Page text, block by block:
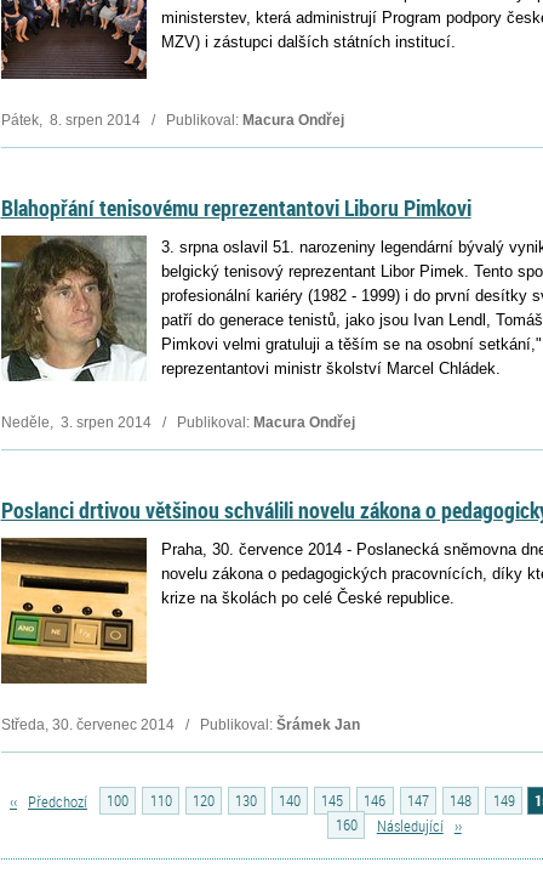
ministerstev, která administrují Program podpory
MZV) i zástupci dalších státních institucí.
Pátek, 8. srpen 2014 / Publikoval: Macura Ondřej
Blahopřání tenisovému reprezentantovi Liboru Pimkovi
3. srpna oslavil 51. narozeniny legendární bývalý
belgický tenisový reprezentant Libor Pimek. Tento
profesionální kariéry (1982 - 1999) i do první desítky
patří do generace tenistů, jako jsou Ivan Lendl,
Pimkovi velmi gratuluji a těším se na osobní
reprezentantovi ministr školství Marcel Chládek.
Neděle, 3. srpen 2014 / Publikoval: Macura Ondřej
Poslanci drtivou většinou schválili novelu zákona o
Praha, 30. července 2014 - Poslanecká sněmovna
novelu zákona o pedagogických pracovnících, díky
krize na školách po celé České republice.
Středa, 30. červenec 2014 / Publikoval: Šrámek Jan
‹‹ Předchozí 100 110 120 130 140 145 146 147 148 149
160
Následující ››